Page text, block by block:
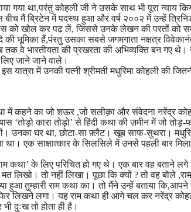
गया था,परंतु कोहली जी ने उसके साथ भी पूरा न्याय
बीच मैं ब्रिटेन में पदस्थ हुआ और वर्ष २००२ में उन्हें
को खोल कर पढ़ लें, जिससे उनके लेखन की परतों को
की भूमिका हैं,पंरतु उसका सबसे जगमगाता नक्षत्र
वे भारतीयता की प्रखरता की अभिव्यक्ति बन गए
जाने जाने वाले।
में उनकी पत्नी श्रीमती मधुरिमा कोहली की
कहने का जो शऊर ,जो सलीक़ा और संवेदना नरेंद्र
‘तोड़ो कारा तोड़ो’ से हिंदी कथा की ज़मीन में जो
उनका घर था, छोटा-सा फ़्लैट। खूब साफ-सुथरा।
एक साक्षात्कार के सिलसिले में उनसे पहली बार
कथा’ के लिए परिचित हो गए थे। एक बार वह बताने
लिखो। तो नहीं लिखा। पूछा कि क्यों ? तो वह बोले
हुआ तुम्हारी राम कथा का। तो मैंने उन्हें बताया कि,आपने
लिखने लगा। यह राम कथा ही आगे चल कर नरेंद्र
दुःख तो होता ही है।